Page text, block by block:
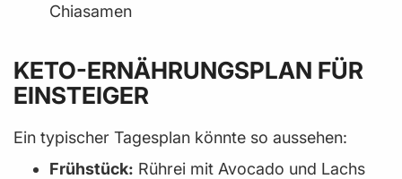
Chiasamen
KETO-ERNÄHRUNGSPLAN FÜR
EINSTEIGER
Ein typischer Tagesplan könnte so aussehen:
Frühstück: Rührei mit Avocado und Lachs